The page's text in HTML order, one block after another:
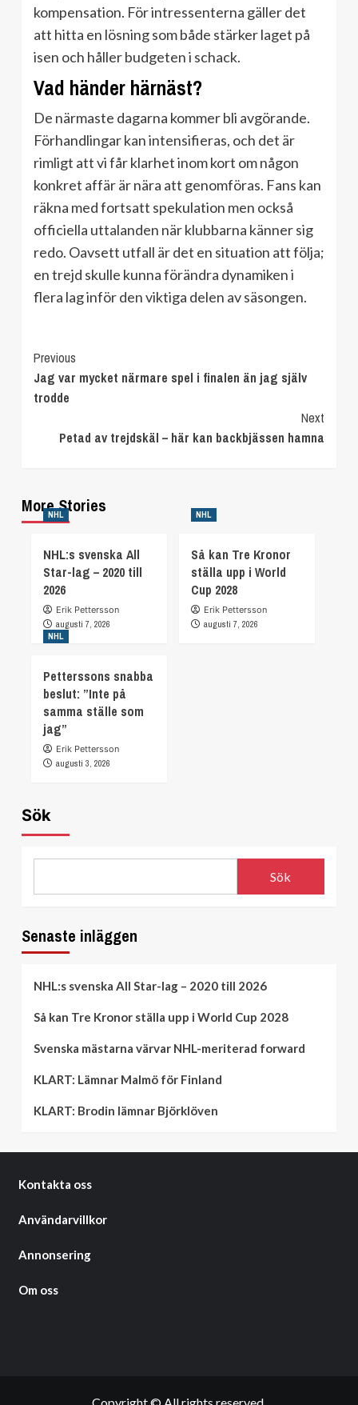
kompensation. För intressenterna gäller det
att hitta en lösning som både stärker laget på
isen och håller budgeten i schack.
Vad händer härnäst?
De närmaste dagarna kommer bli avgörande.
Förhandlingar kan intensifieras, och det är
rimligt att vi får klarhet inom kort om någon
konkret affär är nära att genomföras. Fans kan
räkna med fortsatt spekulation men också
officiella uttalanden när klubbarna känner sig
redo. Oavsett utfall är det en situation att följa;
en trejd skulle kunna förändra dynamiken i
flera lag inför den viktiga delen av säsongen.
Continue
Reading
Previous
Jag var mycket närmare spel i finalen än jag själv
trodde
Next
Petad av trejdskäl – här kan backbjässen hamna
More Stories
NHL
NHL:s svenska All
Star-lag – 2020 till
2026
Erik Pettersson
augusti 7, 2026
NHL
Så kan Tre Kronor
ställa upp i World
Cup 2028
Erik Pettersson
augusti 7, 2026
NHL
Petterssons snabba
beslut: ”Inte på
samma ställe som
jag”
Erik Pettersson
augusti 3, 2026
Sök
Sök
Senaste inläggen
NHL:s svenska All Star-lag – 2020 till 2026
Så kan Tre Kronor ställa upp i World Cup 2028
Svenska mästarna värvar NHL-meriterad forward
KLART: Lämnar Malmö för Finland
KLART: Brodin lämnar Björklöven
Kontakta oss
Användarvillkor
Annonsering
Om oss